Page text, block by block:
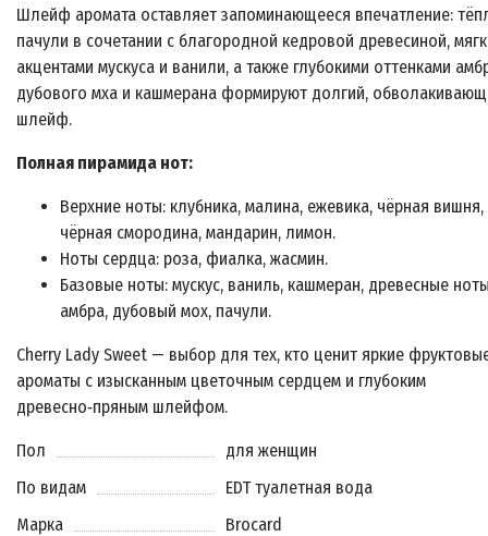
Шлейф аромата оставляет запоминающееся впечатление:
пачули в сочетании с благородной кедровой древесиной,
акцентами мускуса и ванили, а также глубокими оттенками
дубового мха и кашмерана формируют долгий,
шлейф.
Полная пирамида нот:
Верхние ноты: клубника, малина, ежевика, чёрная вишня,
чёрная смородина, мандарин, лимон.
Ноты сердца: роза, фиалка, жасмин.
Базовые ноты: мускус, ваниль, кашмеран, древесные
амбра, дубовый мох, пачули.
Cherry Lady Sweet — выбор для тех, кто ценит яркие
ароматы с изысканным цветочным сердцем и глубоким
древесно‑пряным шлейфом.
Пол
для женщин
По видам
EDT туалетная вода
Марка
Brocard